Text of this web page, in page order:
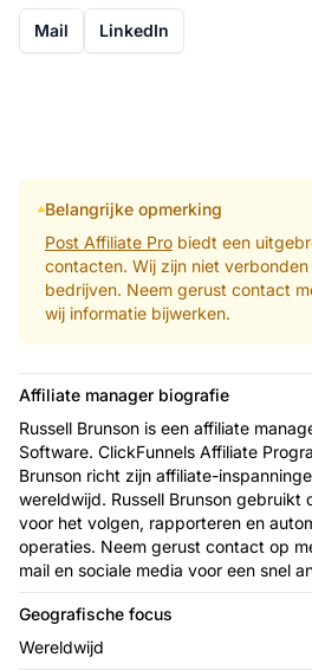
Mail LinkedIn
Belangrijke opmerking
Post Affiliate Probiedt een
contacten. Wij zijn niet
bedrijven. Neem gerust contact
wij informatie bijwerken.
Affiliate manager biografie
Russell Brunson is een affiliate
Software. ClickFunnels Affiliate
Brunson richt zijn affiliate-
wereldwijd. Russell Brunson gebruikt
voor het volgen, rapporteren en
operaties. Neem gerust contact op
mail en sociale media voor een snel
Geografische focus
Wereldwijd